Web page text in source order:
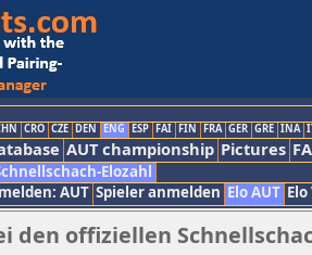
CRO CZE DEN ENG ESP FAI FIN FRA GER GRE INA
AUT championship Pictures
Elozahl
AUT Spieler anmelden Elo AUT
den offiziellen